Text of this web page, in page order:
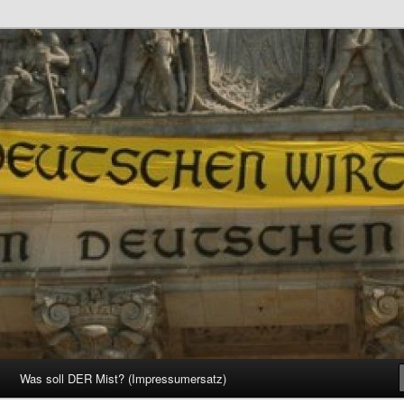
Was soll DER Mist? (Impressumersatz)